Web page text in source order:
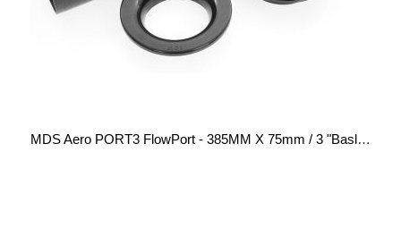
MDS Aero PORT3 FlowPort - 385MM X 75mm / 3 "baslåda Reflexiputki